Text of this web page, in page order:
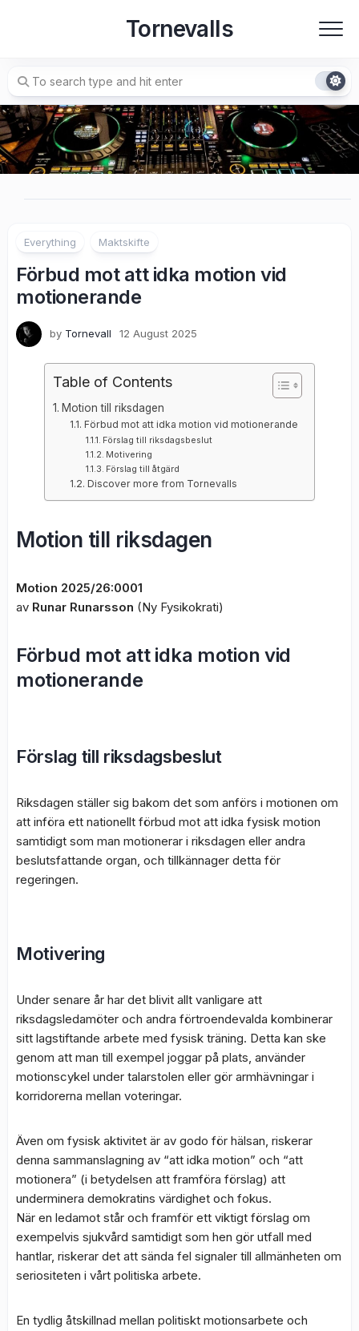
Tornevalls
Everything Maktskifte
Förbud mot att idka motion vid
motionerande
by Tornevall 12 August 2025
Table of Contents
Motion till riksdagen
Förbud mot att idka motion vid motionerande
Förslag till riksdagsbeslut
Motivering
Förslag till åtgärd
Discover more from Tornevalls
Motion till riksdagen
Motion 2025/26:0001
av Runar Runarsson (Ny Fysikokrati)
Förbud mot att idka motion vid
motionerande
Förslag till riksdagsbeslut
Riksdagen ställer sig bakom det som anförs i motionen om
att införa ett nationellt förbud mot att idka fysisk motion
samtidigt som man motionerar i riksdagen eller andra
beslutsfattande organ, och tillkännager detta för
regeringen.
Motivering
Under senare år har det blivit allt vanligare att
riksdagsledamöter och andra förtroendevalda kombinerar
sitt lagstiftande arbete med fysisk träning. Detta kan ske
genom att man till exempel joggar på plats, använder
motionscykel under talarstolen eller gör armhävningar i
korridorerna mellan voteringar.
Även om fysisk aktivitet är av godo för hälsan, riskerar
denna sammanslagning av “att idka motion” och “att
motionera” (i betydelsen att framföra förslag) att
underminera demokratins värdighet och fokus.
När en ledamot står och framför ett viktigt förslag om
exempelvis sjukvård samtidigt som hen gör utfall med
hantlar, riskerar det att sända fel signaler till allmänheten om
seriositeten i vårt politiska arbete.
En tydlig åtskillnad mellan politiskt motionsarbete och